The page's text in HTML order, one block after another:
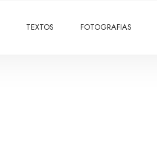
TEXTOS FOTOGRAFIAS